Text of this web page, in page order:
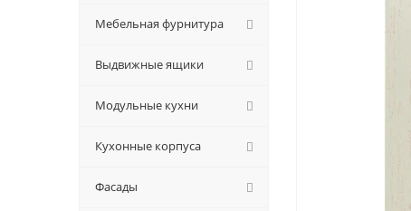
Мебельная фурнитура
Выдвижные ящики
Модульные кухни
Кухонные корпуса
Фасады